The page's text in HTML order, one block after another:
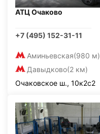
АТЦ Очаково
+7 (495) 152-31-11
Аминьевская(980 м)
Давыдково(2 км)
Очаковское ш., 10к2с2